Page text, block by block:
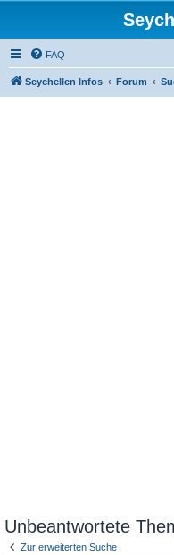
FAQ
Seychellen Infos Forum
Unbeantwortete
Zur erweiterten Suche